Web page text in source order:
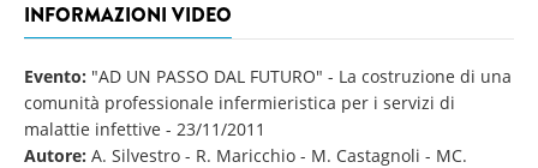
INFORMAZIONI VIDEO
Evento: "AD UN PASSO DAL FUTURO" - La costruzione di una
comunità professionale infermieristica per i servizi di
malattie infettive - 23/11/2011
Autore: A. Silvestro - R. Maricchio - M. Castagnoli - MC.